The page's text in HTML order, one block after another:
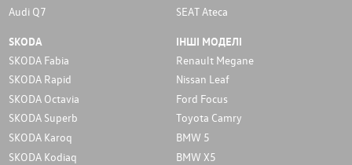
Audi Q7
SEAT Ateca
SKODA
SKODA Fabia
SKODA Rapid
SKODA Octavia
SKODA Superb
SKODA Karoq
SKODA Kodiaq
ІНШІ МОДЕЛІ
Renault Megane
Nissan Leaf
Ford Focus
Toyota Camry
BMW 5
BMW X5